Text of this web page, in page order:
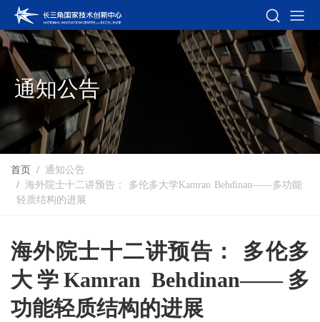
通知公告
首页
通知公告
海外院士十二讲预告： 多伦多大学Kamran Behdinan——多功能
轻质结构的进展
海外院士十二讲预告： 多伦多
大学Kamran Behdinan——多
功能轻质结构的进展